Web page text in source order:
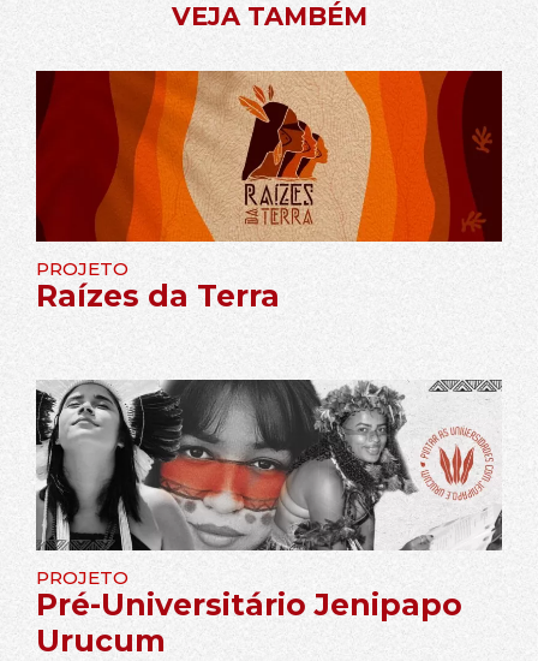
VEJA TAMBÉM
PROJETO
Raízes da Terra
PROJETO
Pré-Universitário Jenipapo
Urucum